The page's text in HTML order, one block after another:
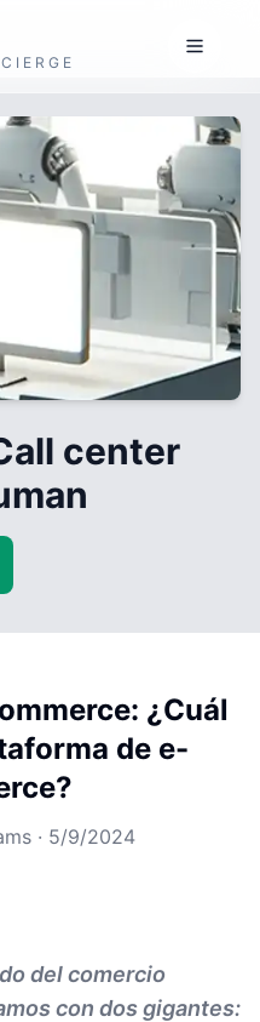
center
¿Cuál
de e-
· 5/9/2024
del comercio
con dos gigantes: